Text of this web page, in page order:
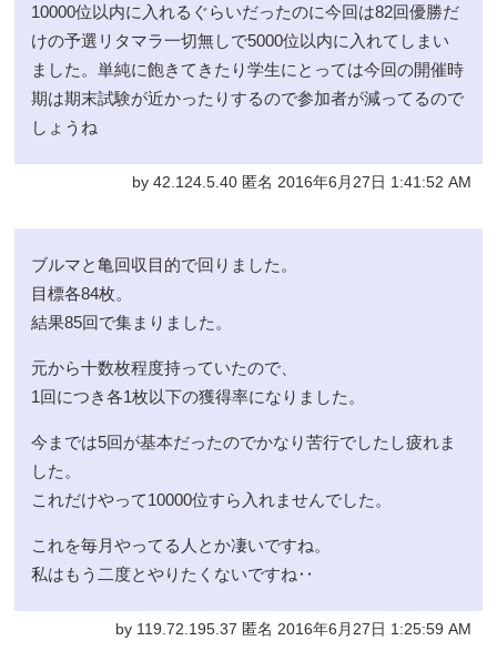
10000位以内に入れるぐらいだったのに今回は82回優勝だ
けの予選リタマラ一切無しで5000位以内に入れてしまい
ました。単純に飽きてきたり学生にとっては今回の開催時
期は期末試験が近かったりするので参加者が減ってるので
しょうね
by 42.124.5.40 匿名 2016年6月27日 1:41:52 AM
ブルマと亀回収目的で回りました。
目標各84枚。
結果85回で集まりました。
元から十数枚程度持っていたので、
1回につき各1枚以下の獲得率になりました。
今までは5回が基本だったのでかなり苦行でしたし疲れま
した。
これだけやって10000位すら入れませんでした。
これを毎月やってる人とか凄いですね。
私はもう二度とやりたくないですね‥
by 119.72.195.37 匿名 2016年6月27日 1:25:59 AM